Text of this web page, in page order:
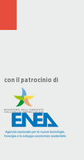
con il patrocinio di